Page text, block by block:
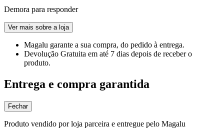
Demora para responder
Ver mais sobre a loja
Magalu garante a sua compra, do pedido à entrega.
Devolução Gratuita em até 7 dias depois de receber o
produto.
Entrega e compra garantida
Fechar
Produto vendido por loja parceira e entregue pelo Magalu